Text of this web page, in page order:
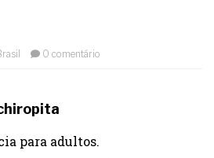
0 comentário
para adultos.